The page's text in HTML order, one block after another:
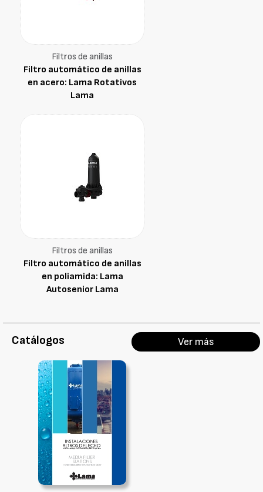
Filtros de anillas
Filtro automático de anillas
en acero: Lama Rotativos
Lama
Filtros de anillas
Filtro automático de anillas
en poliamida: Lama
Autosenior Lama
Catálogos Ver más